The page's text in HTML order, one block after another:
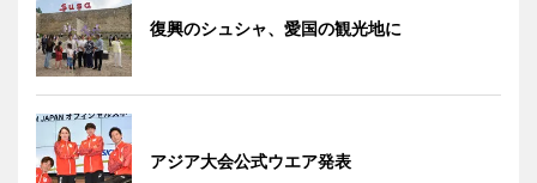
復興のシュシャ、愛国の観光地に
アジア大会公式ウエア発表